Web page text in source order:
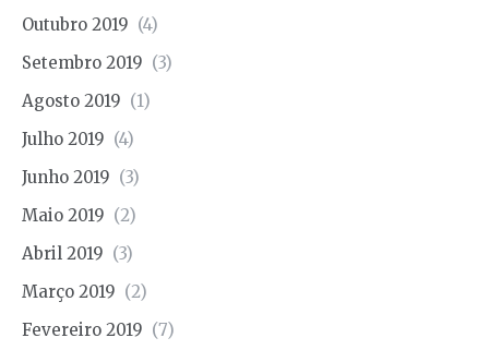
Outubro 2019 (4)
Setembro 2019 (3)
Agosto 2019 (1)
Julho 2019 (4)
Junho 2019 (3)
Maio 2019 (2)
Abril 2019 (3)
Março 2019 (2)
Fevereiro 2019 (7)